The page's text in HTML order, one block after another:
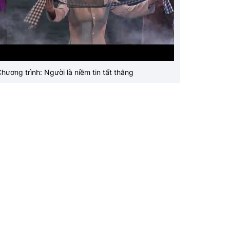
trình: Người là niềm tin tất thắng